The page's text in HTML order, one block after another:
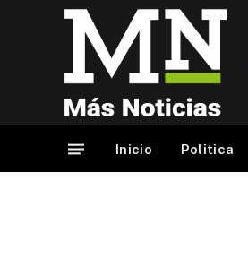
Inicio Politica